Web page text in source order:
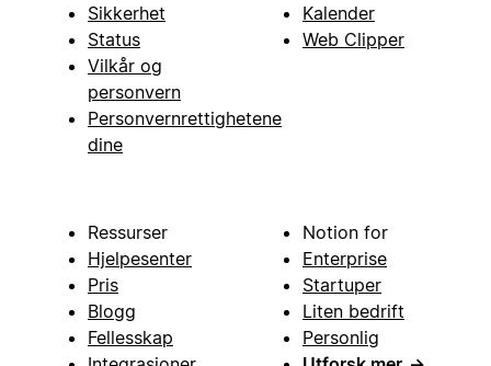
Sikkerhet
Status
Vilkår og
personvern
Personvernrettighetene
dine
Kalender
Web Clipper
Ressurser
Hjelpesenter
Pris
Blogg
Fellesskap
Notion for
Enterprise
Startuper
Liten bedrift
Personlig